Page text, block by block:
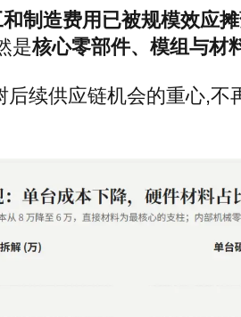
和制造费用已被规模效应
是核心零部件、模组与材
后续供应链机会的重心,不